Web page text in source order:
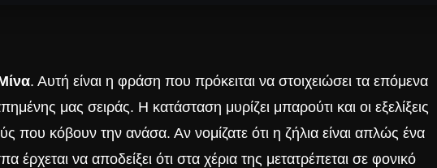
. Αυτή είναι η φράση που πρόκειται να στοιχειώσει τα επόμενα
μας σειράς. Η κατάσταση μυρίζει μπαρούτι και οι εξελίξεις
που κόβουν την ανάσα. Αν νομίζατε ότι η ζήλια είναι απλώς ένα
έρχεται να αποδείξει ότι στα χέρια της μετατρέπεται σε φονικό